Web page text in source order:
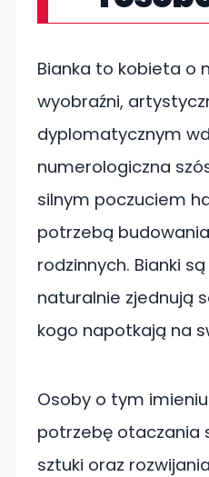
Bianka to kobieta o
wyobraźni,
dyplomatycznym
numerologiczna
silnym poczuciem
potrzebą
rodzinnych. Bianki
naturalnie zjednują
kogo napotkają na
Osoby o tym
potrzebę otaczania
sztuki oraz